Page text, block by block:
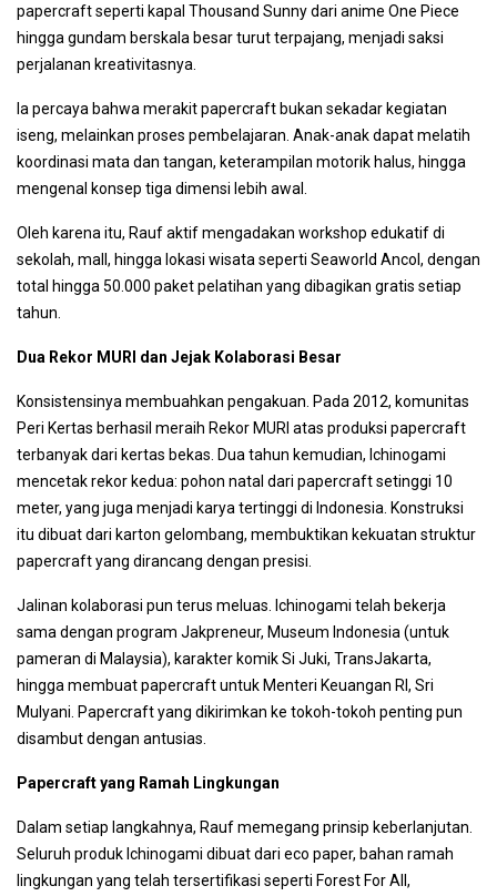
papercraft seperti kapal Thousand Sunny dari anime One Piece
hingga gundam berskala besar turut terpajang, menjadi saksi
perjalanan kreativitasnya.
Ia percaya bahwa merakit papercraft bukan sekadar kegiatan
iseng, melainkan proses pembelajaran. Anak-anak dapat melatih
koordinasi mata dan tangan, keterampilan motorik halus, hingga
mengenal konsep tiga dimensi lebih awal.
Oleh karena itu, Rauf aktif mengadakan workshop edukatif di
sekolah, mall, hingga lokasi wisata seperti Seaworld Ancol, dengan
total hingga 50.000 paket pelatihan yang dibagikan gratis setiap
tahun.
Dua Rekor MURI dan Jejak Kolaborasi Besar
Konsistensinya membuahkan pengakuan. Pada 2012, komunitas
Peri Kertas berhasil meraih Rekor MURI atas produksi papercraft
terbanyak dari kertas bekas. Dua tahun kemudian, Ichinogami
mencetak rekor kedua: pohon natal dari papercraft setinggi 10
meter, yang juga menjadi karya tertinggi di Indonesia. Konstruksi
itu dibuat dari karton gelombang, membuktikan kekuatan struktur
papercraft yang dirancang dengan presisi.
Jalinan kolaborasi pun terus meluas. Ichinogami telah bekerja
sama dengan program Jakpreneur, Museum Indonesia (untuk
pameran di Malaysia), karakter komik Si Juki, TransJakarta,
hingga membuat papercraft untuk Menteri Keuangan RI, Sri
Mulyani. Papercraft yang dikirimkan ke tokoh-tokoh penting pun
disambut dengan antusias.
Papercraft yang Ramah Lingkungan
Dalam setiap langkahnya, Rauf memegang prinsip keberlanjutan.
Seluruh produk Ichinogami dibuat dari eco paper, bahan ramah
lingkungan yang telah tersertifikasi seperti Forest For All,